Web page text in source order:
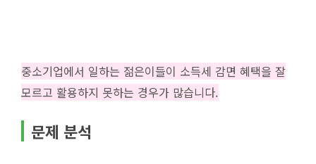
중소기업에서 일하는 젊은이들이 소득세 감면 혜택을 잘
모르고 활용하지 못하는 경우가 많습니다.
문제 분석